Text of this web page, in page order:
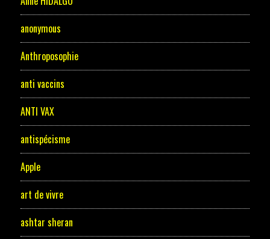
anonymous
Anthroposophie
anti vaccins
ANTI VAX
antispécisme
Apple
art de vivre
ashtar sheran